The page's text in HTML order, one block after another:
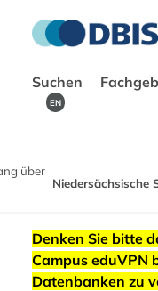
Suchen
EN
über
Niedersächsische
Denken Sie bitte
Campus eduVPN
Datenbanken zu